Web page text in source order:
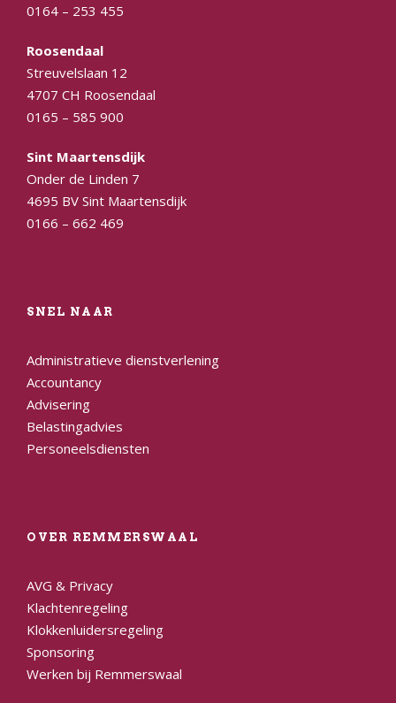
0164 – 253 455
Roosendaal
Streuvelslaan 12
4707 CH Roosendaal
0165 – 585 900
Sint Maartensdijk
Onder de Linden 7
4695 BV Sint Maartensdijk
0166 – 662 469
SNEL NAAR
Administratieve dienstverlening
Accountancy
Advisering
Belastingadvies
Personeelsdiensten
OVER REMMERSWAAL
AVG & Privacy
Klachtenregeling
Klokkenluidersregeling
Sponsoring
Werken bij Remmerswaal